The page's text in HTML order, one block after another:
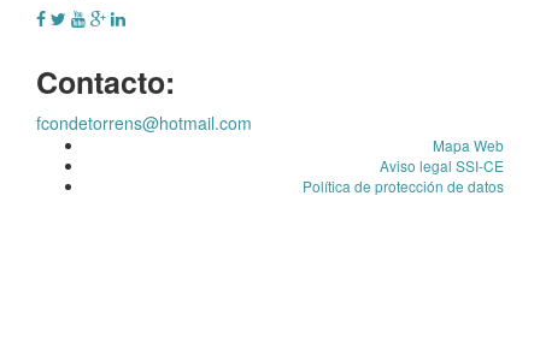
Contacto:
fcondetorrens@hotmail.com
Mapa Web
Aviso legal SSI-CE
Política de protección de datos